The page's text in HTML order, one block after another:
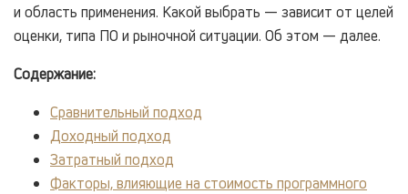
и область применения. Какой выбрать — зависит от целей
оценки, типа ПО и рыночной ситуации. Об этом — далее.
Содержание:
Сравнительный подход
Доходный подход
Затратный подход
Факторы, влияющие на стоимость программного